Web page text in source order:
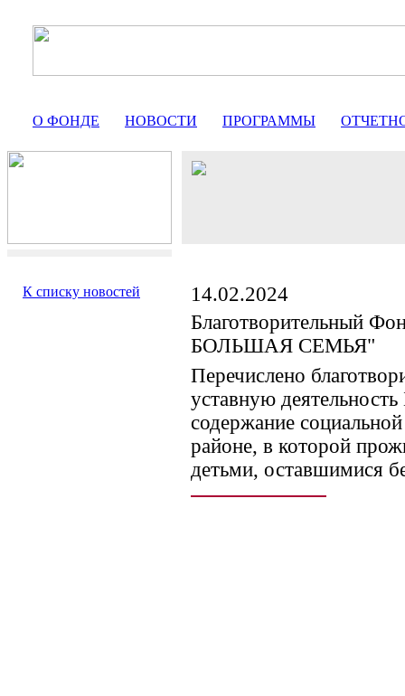
О ФОНДЕ НОВОСТИ ПРОГРАММЫ
К списку новостей
14.02.2024
Благотворительный
БОЛЬШАЯ СЕМЬЯ"
Перечислено
уставную
содержание
районе, в которой
детьми, оставшимися